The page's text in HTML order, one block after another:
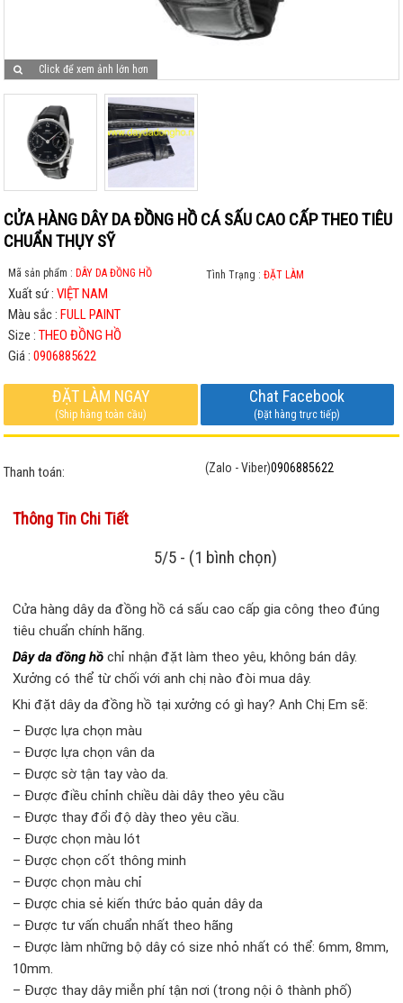
Click để xem ảnh lớn hơn
CỬA HÀNG DÂY DA ĐỒNG HỒ CÁ SẤU CAO CẤP THEO TIÊU
CHUẨN THỤY SỸ
Mã sản phẩm : DÂY DA ĐỒNG HỒ Tình Trạng : ĐẶT LÀM
Xuất sứ : VIỆT NAM
Màu sắc : FULL PAINT
Size : THEO ĐỒNG HỒ
Giá : 0906885622
ĐẶT LÀM NGAY
(Ship hàng toàn cầu)
Chat Facebook
(Đặt hàng trực tiếp)
Thanh toán: (Zalo - Viber)0906885622
Thông Tin Chi Tiết
5/5 - (1 bình chọn)
Cửa hàng dây da đồng hồ cá sấu cao cấp gia công theo đúng
tiêu chuẩn chính hãng.
Dây da đồng hồ chỉ nhận đặt làm theo yêu, không bán dây.
Xưởng có thể từ chối với anh chị nào đòi mua dây.
Khi đặt dây da đồng hồ tại xưởng có gì hay? Anh Chị Em sẽ:
– Được lựa chọn màu
– Được lựa chọn vân da
– Được sờ tận tay vào da.
– Được điều chỉnh chiều dài dây theo yêu cầu
– Được thay đổi độ dày theo yêu cầu.
– Được chọn màu lót
– Được chọn cốt thông minh
– Được chọn màu chỉ
– Được chia sẻ kiến thức bảo quản dây da
– Được tư vấn chuẩn nhất theo hãng
– Được làm những bộ dây có size nhỏ nhất có thể: 6mm, 8mm,
10mm.
– Được thay dây miễn phí tận nơi (trong nội ô thành phố)